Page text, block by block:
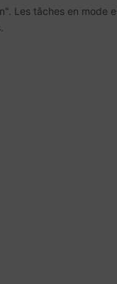
Les tâches en mode